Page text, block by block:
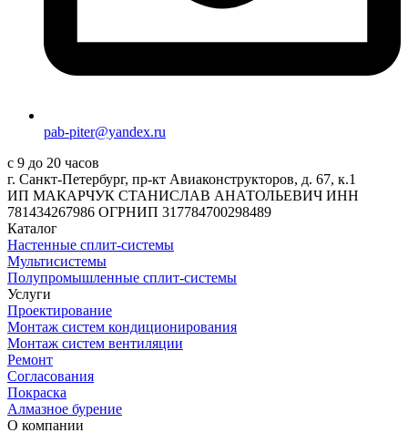
pab-piter@yandex.ru
с 9 до 20 часов
г. Санкт-Петербург, пр-кт Авиаконструкторов, д. 67, к.1
ИП МАКАРЧУК СТАНИСЛАВ АНАТОЛЬЕВИЧ ИНН
781434267986 ОГРНИП 317784700298489
Каталог
Настенные сплит-системы
Мультисистемы
Полупромышленные сплит-системы
Услуги
Проектирование
Монтаж систем кондиционирования
Монтаж систем вентиляции
Ремонт
Согласования
Покраска
Алмазное бурение
О компании